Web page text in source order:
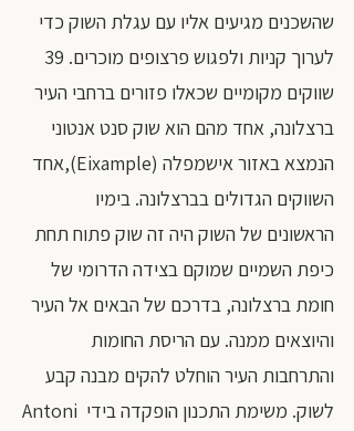
שהשכנים מגיעים אליו עם עגלת השוק כדי
שווקים מקומיים שכאלו פזורים ברחבי העיר
ברצלונה, אחד מהם הוא שוק סנט אנטוני
הנמצא באזור אישמפלה (Eixample),אחד
השווקים הגדולים בברצלונה. בימיו
הראשונים של השוק היה זה שוק פתוח תחת
כיפת השמיים שמוקם בצידה הדרומי של
חומת ברצלונה, בדרכם של הבאים אל העיר
והיוצאים ממנה. עם הריסת החומות
והתרחבות העיר הוחלט להקים מבנה קבע
לשוק. משימת התכנון הופקדה בידי Antoni